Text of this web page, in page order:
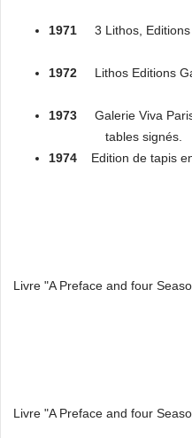
1971 3 Lithos, Editions
1972 Lithos Editions
1973 Galerie Viva
tables signés.
1974 Edition de tapis
Livre "A Preface and four
Livre "A Preface and four